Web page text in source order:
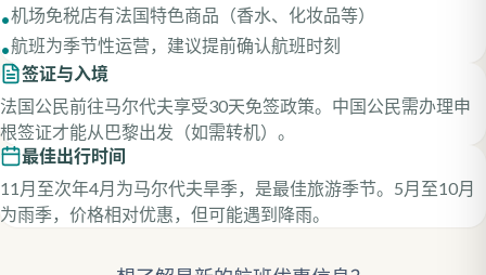
•机场免税店有法国特色商品（香水、化妆品等）
•航班为季节性运营，建议提前确认航班时刻
签证与入境
法国公民前往马尔代夫享受30天免签政策。中国公民需办理申
根签证才能从巴黎出发（如需转机）。
最佳出行时间
11月至次年4月为马尔代夫旱季，是最佳旅游季节。5月至10月
为雨季，价格相对优惠，但可能遇到降雨。